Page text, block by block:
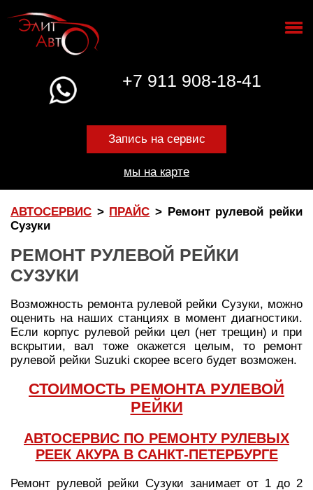
+7 911 908-18-41
Запись на сервис
мы на карте
АВТОСЕРВИС > ПРАЙС > Ремонт рулевой рейки
Сузуки
РЕМОНТ РУЛЕВОЙ РЕЙКИ
СУЗУКИ
Возможность ремонта рулевой рейки Сузуки, можно
оценить на наших станциях в момент диагностики.
Если корпус рулевой рейки цел (нет трещин) и при
вскрытии, вал тоже окажется целым, то ремонт
рулевой рейки Suzuki скорее всего будет возможен.
СТОИМОСТЬ РЕМОНТА РУЛЕВОЙ
РЕЙКИ
АВТОСЕРВИС ПО РЕМОНТУ РУЛЕВЫХ
РЕЕК АКУРА В САНКТ-ПЕТЕРБУРГЕ
Ремонт рулевой рейки Сузуки занимает от 1 до 2